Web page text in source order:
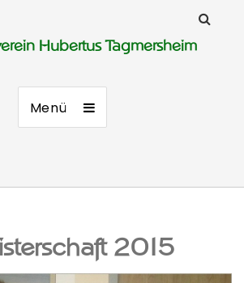
Hubertus Tagmersheim
Menü
2015